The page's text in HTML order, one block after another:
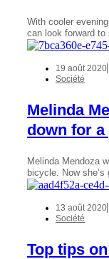
With cooler
can look forward
19 août 2020
Société
Melinda
down for
Melinda Mendoza
bicycle. Now
13 août 2020
Société
Top tips